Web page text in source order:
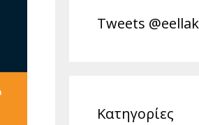
Tweets @eellak
Κατηγορίες